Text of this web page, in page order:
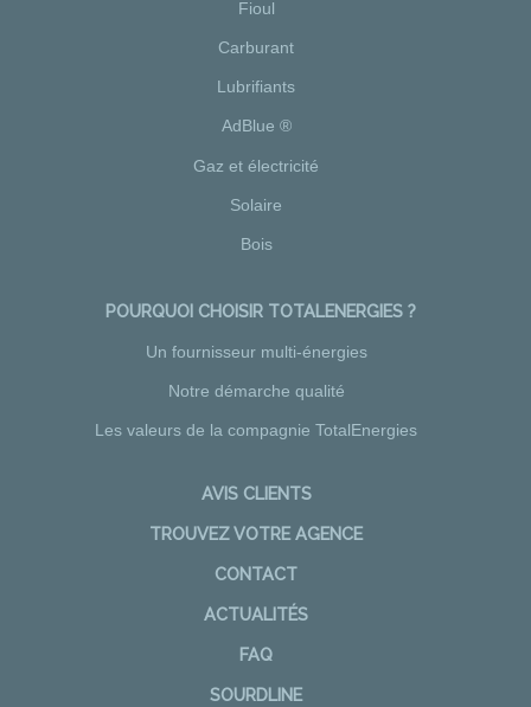
Fioul
Carburant
Lubrifiants
AdBlue ®
Gaz et électricité
Solaire
Bois
POURQUOI CHOISIR TOTALENERGIES ?
Un fournisseur multi-énergies
Notre démarche qualité
Les valeurs de la compagnie TotalEnergies
AVIS CLIENTS
TROUVEZ VOTRE AGENCE
CONTACT
ACTUALITÉS
FAQ
SOURDLINE